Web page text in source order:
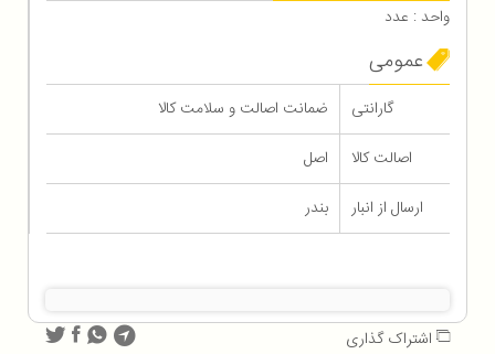
واحد : عدد
عمومی
گارانتی
ضمانت اصالت و سلامت کالا
اصالت کالا
اصل
ارسال از انبار
بندر
اشتراک گذاری